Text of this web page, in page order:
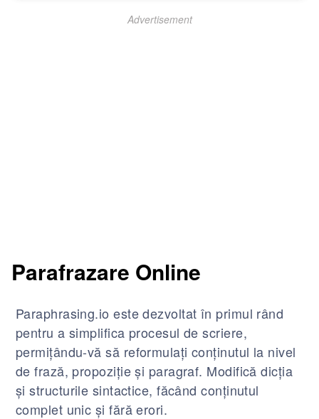
Advertisement
Parafrazare Online
Paraphrasing.io este dezvoltat în primul rând
pentru a simplifica procesul de scriere,
permițându-vă să reformulați conținutul la nivel
de frază, propoziție și paragraf. Modifică dicția
și structurile sintactice, făcând conținutul
complet unic și fără erori.